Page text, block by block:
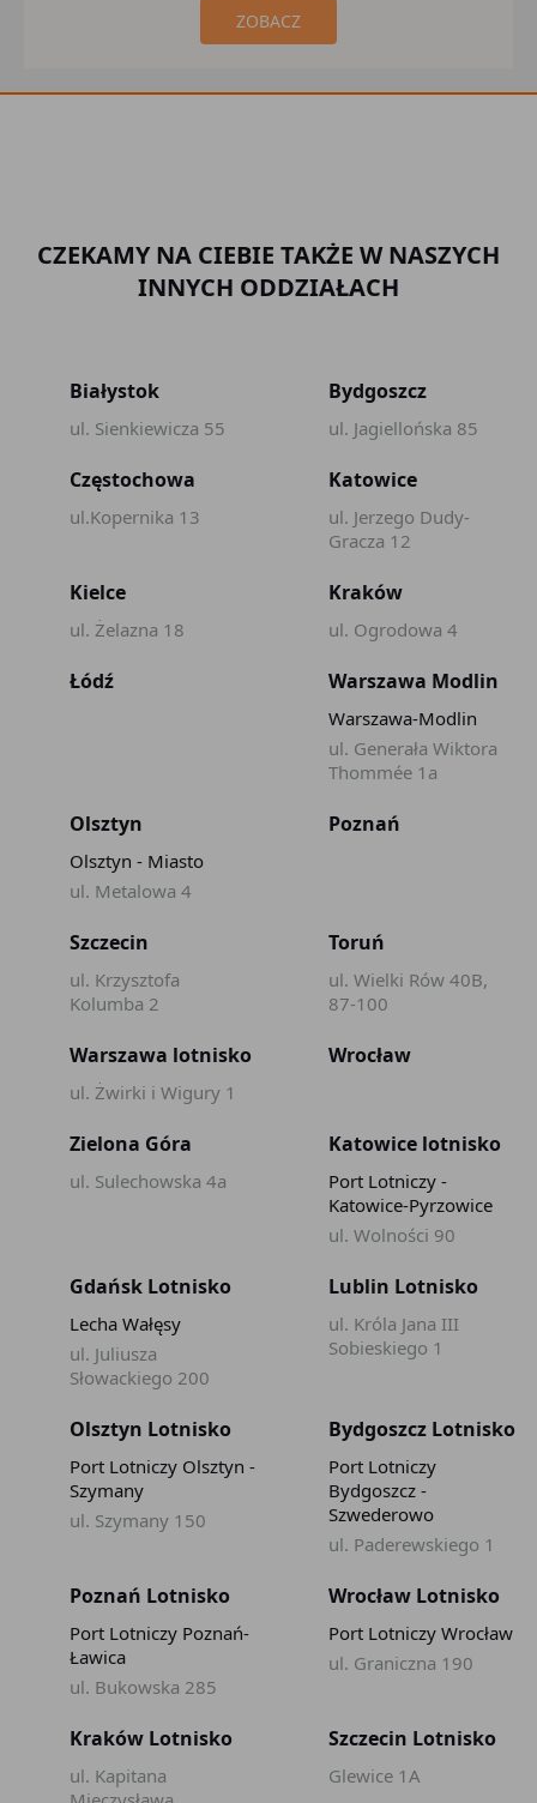
ZOBACZ
CZEKAMY NA CIEBIE TAKŻE W NASZYCH
INNYCH ODDZIAŁACH
Białystok
ul. Sienkiewicza 55
Bydgoszcz
ul. Jagiellońska 85
Częstochowa
ul.Kopernika 13
Katowice
ul. Jerzego Dudy-
Gracza 12
Kielce
ul. Żelazna 18
Kraków
ul. Ogrodowa 4
Łódź Warszawa Modlin
Warszawa-Modlin
ul. Generała Wiktora
Thommée 1a
Olsztyn
Olsztyn - Miasto
ul. Metalowa 4
Poznań
Szczecin
ul. Krzysztofa
Kolumba 2
Toruń
ul. Wielki Rów 40B,
87-100
Warszawa lotnisko
ul. Żwirki i Wigury 1
Wrocław
Zielona Góra
ul. Sulechowska 4a
Katowice lotnisko
Port Lotniczy -
Katowice-Pyrzowice
ul. Wolności 90
Gdańsk Lotnisko
Lecha Wałęsy
ul. Juliusza
Słowackiego 200
Lublin Lotnisko
ul. Króla Jana III
Sobieskiego 1
Olsztyn Lotnisko
Port Lotniczy Olsztyn -
Szymany
ul. Szymany 150
Bydgoszcz Lotnisko
Port Lotniczy
Bydgoszcz -
Szwederowo
ul. Paderewskiego 1
Poznań Lotnisko
Port Lotniczy Poznań-
Ławica
ul. Bukowska 285
Wrocław Lotnisko
Port Lotniczy Wrocław
ul. Graniczna 190
Kraków Lotnisko
ul. Kapitana
Szczecin Lotnisko
Glewice 1A